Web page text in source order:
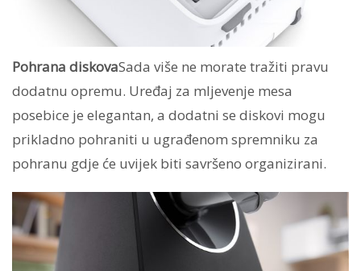
Pohrana diskovaSada više ne morate tražiti pravu
dodatnu opremu. Uređaj za mljevenje mesa
posebice je elegantan, a dodatni se diskovi mogu
prikladno pohraniti u ugrađenom spremniku za
pohranu gdje će uvijek biti savršeno organizirani.